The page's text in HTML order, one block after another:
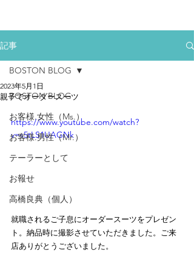
記事
BOSTON BLOG
お客様.女性（Ms.）
お客様.男性（Mr.）
テーラーとして
お報せ
高橋良典（個人）
BOSTON BLOG
親子でオーダースーツ
2023年5月1日
https://www.youtube.com/watch?
v=s5tLS1UAGNk
就職されるご子息にオーダースーツをプレゼン
ト。納品時に撮影させていただきました。ご来
店ありがとうございました。